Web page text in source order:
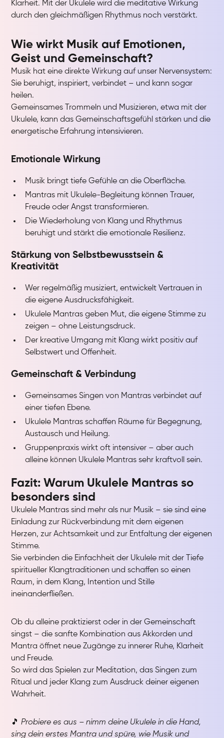
Klarheit. Mit der Ukulele wird die meditative Wirkung
durch den gleichmäßigen Rhythmus noch verstärkt.
Wie wirkt Musik auf Emotionen,
Geist und Gemeinschaft?
Musik hat eine direkte Wirkung auf unser Nervensystem:
Sie beruhigt, inspiriert, verbindet – und kann sogar
heilen.
Gemeinsames Trommeln und Musizieren, etwa mit der
Ukulele, kann das Gemeinschaftsgefühl stärken und die
energetische Erfahrung intensivieren.
Emotionale Wirkung
Musik bringt tiefe Gefühle an die Oberfläche.
Mantras mit Ukulele-Begleitung können Trauer,
Freude oder Angst transformieren.
Die Wiederholung von Klang und Rhythmus
beruhigt und stärkt die emotionale Resilienz.
Stärkung von Selbstbewusstsein &
Kreativität
Wer regelmäßig musiziert, entwickelt Vertrauen in
die eigene Ausdrucksfähigkeit.
Ukulele Mantras geben Mut, die eigene Stimme zu
zeigen – ohne Leistungsdruck.
Der kreative Umgang mit Klang wirkt positiv auf
Selbstwert und Offenheit.
Gemeinschaft & Verbindung
Gemeinsames Singen von Mantras verbindet auf
einer tiefen Ebene.
Ukulele Mantras schaffen Räume für Begegnung,
Austausch und Heilung.
Gruppenpraxis wirkt oft intensiver – aber auch
alleine können Ukulele Mantras sehr kraftvoll sein.
Fazit: Warum Ukulele Mantras so
besonders sind
Ukulele Mantras sind mehr als nur Musik – sie sind eine
Einladung zur Rückverbindung mit dem eigenen
Herzen, zur Achtsamkeit und zur Entfaltung der eigenen
Stimme.
Sie verbinden die Einfachheit der Ukulele mit der Tiefe
spiritueller Klangtraditionen und schaffen so einen
Raum, in dem Klang, Intention und Stille
ineinanderfließen.
Ob du alleine praktizierst oder in der Gemeinschaft
singst – die sanfte Kombination aus Akkorden und
Mantra öffnet neue Zugänge zu innerer Ruhe, Klarheit
und Freude.
So wird das Spielen zur Meditation, das Singen zum
Ritual und jeder Klang zum Ausdruck deiner eigenen
Wahrheit.
🎵Probiere es aus – nimm deine Ukulele in die Hand,
sing dein erstes Mantra und spüre, wie Musik und